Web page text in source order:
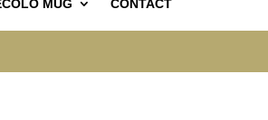
MUG CONTACT